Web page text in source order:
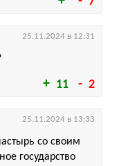
11 2
25.11.2024 в 12:31
со своим
государство
25.11.2024 в 13:33